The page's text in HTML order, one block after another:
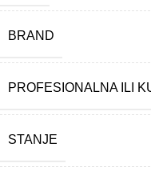
BRAND
PROFESIONALNA ILI
STANJE